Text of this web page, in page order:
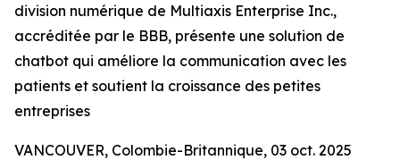
division numérique de Multiaxis Enterprise Inc.,
accréditée par le BBB, présente une solution de
chatbot qui améliore la communication avec les
patients et soutient la croissance des petites
entreprises
VANCOUVER, Colombie-Britannique, 03 oct. 2025